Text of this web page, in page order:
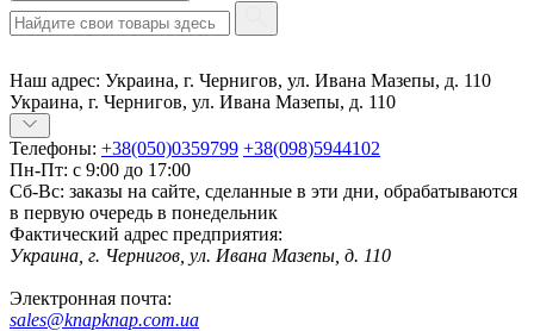
Наш адрес: Украина, г. Чернигов, ул. Ивана Мазепы, д. 110
Украина, г. Чернигов, ул. Ивана Мазепы, д. 110
Телефоны: +38(050)0359799 +38(098)5944102
Пн-Пт: с 9:00 до 17:00
Сб-Вс: заказы на сайте, сделанные в эти дни, обрабатываются
в первую очередь в понедельник
Фактический адрес предприятия:
Украина, г. Чернигов, ул. Ивана Мазепы, д. 110
Электронная почта:
sales@knapknap.com.ua